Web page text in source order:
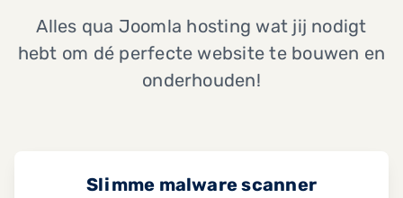
Alles qua Joomla hosting wat jij nodigt
hebt om dé perfecte website te bouwen en
onderhouden!
Slimme malware scanner